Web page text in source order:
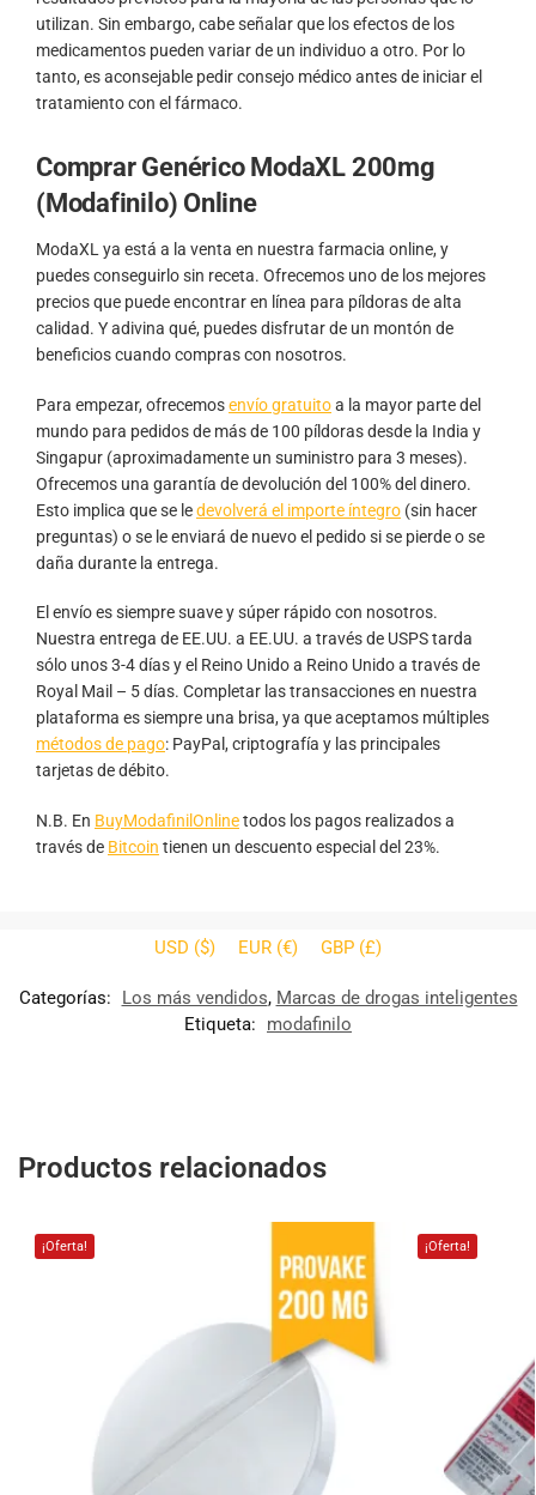
utilizan. Sin embargo, cabe señalar que los efectos de los
medicamentos pueden variar de un individuo a otro. Por lo
tanto, es aconsejable pedir consejo médico antes de iniciar el
tratamiento con el fármaco.
Comprar Genérico ModaXL 200mg
(Modafinilo) Online
ModaXL ya está a la venta en nuestra farmacia online, y
puedes conseguirlo sin receta. Ofrecemos uno de los mejores
precios que puede encontrar en línea para píldoras de alta
calidad. Y adivina qué, puedes disfrutar de un montón de
beneficios cuando compras con nosotros.
Para empezar, ofrecemosenvío gratuitoa la mayor parte del
mundo para pedidos de más de 100 píldoras desde la India y
Singapur (aproximadamente un suministro para 3 meses).
Ofrecemos una garantía de devolución del 100% del dinero.
Esto implica que se ledevolverá el importe íntegro (sin hacer
preguntas) o se le enviará de nuevo el pedido si se pierde o se
daña durante la entrega.
El envío es siempre suave y súper rápido con nosotros.
Nuestra entrega de EE.UU. a EE.UU. a través de USPS tarda
sólo unos 3-4 días y el Reino Unido a Reino Unido a través de
Royal Mail – 5 días. Completar las transacciones en nuestra
plataforma es siempre una brisa, ya que aceptamos múltiples
métodos de pago: PayPal, criptografía y las principales
tarjetas de débito.
N.B. En BuyModafinilOnlinetodos los pagos realizados a
través de Bitcoin tienen un descuento especial del 23%.
USD ($) EUR (€) GBP (£)
Categorías: Los más vendidos, Marcas de drogas inteligentes
Etiqueta:
modafinilo
Productos relacionados
¡Oferta! ¡Oferta!